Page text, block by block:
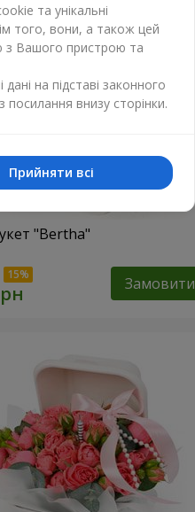
"Bertha"
Замовити
та унікальні
того, вони, а також цей
з Вашого пристрою та
на підставі законного
посилання внизу сторінки.
Прийняти всі